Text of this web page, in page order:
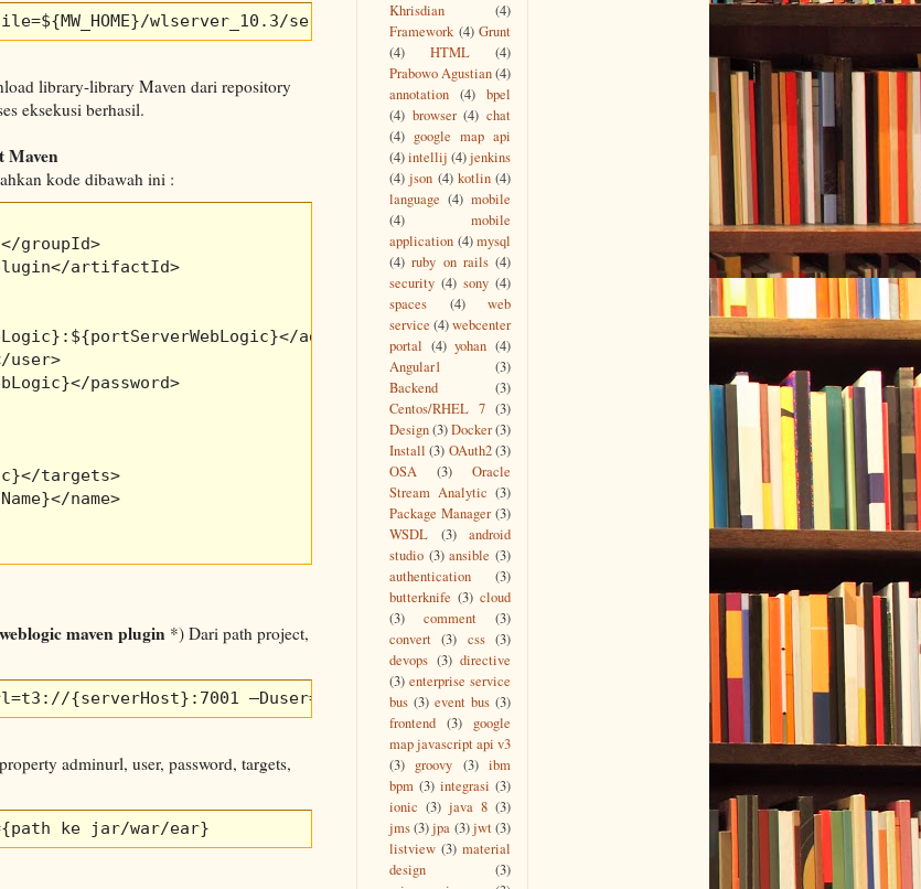
wlserver_10.3/server/lib/weblogic-maven-plugin.jar -DpomFile=pom.xml
library-library Maven dari repository
eksekusi berhasil.
Maven
kode dibawah ini :
groupId>
artifactId>
adminurl>
user>
password>
targets>
name>
maven plugin *) Dari path project,
{serverHost}:7001 –Duser={userWebLogic} –Dpassword={password}
adminurl, user, password, targets,
ke jar/war/ear}
Khrisdian
(4)
Framework (4) Grunt
(4)
HTML
(4)
Prabowo Agustian(4)
annotation (4) bpel
(4) browser (4) chat
(4) google map api
(4)intellij (4)jenkins
(4) json (4) kotlin (4)
language (4) mobile
(4)
mobile
application (4) mysql
(4) ruby on rails (4)
security (4) sony (4)
spaces
(4)
web
service (4)webcenter
portal (4) yohan (4)
Angular1
(3)
Backend
(3)
Centos/RHEL 7 (3)
Design(3)Docker(3)
Install (3) OAuth2(3)
OSA
(3)
Oracle
Stream Analytic (3)
Package Manager (3)
WSDL
(3)
android
studio (3) ansible (3)
authentication
(3)
butterknife (3) cloud
(3)
comment
(3)
convert (3) css (3)
devops (3) directive
(3) enterprise service
bus (3) event bus (3)
frontend (3)
google
map javascript api v3
(3) groovy (3) ibm
bpm (3) integrasi (3)
ionic (3) java 8 (3)
jms(3) jpa (3)jwt(3)
listview (3) material
design
(3)